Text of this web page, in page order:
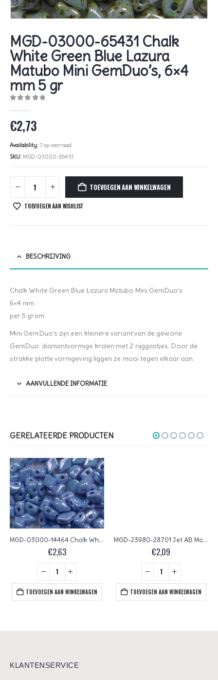
MGD-03000-65431 Chalk
White Green Blue Lazura
Matubo Mini GemDuo’s, 6×4
mm 5 gr
€2,73
Availability: 7 op voorraad
SKU: MGD-03000-65431
TOEVOEGEN AAN WINKELWAGEN
TOEVOEGEN AAN WISHLIST
BESCHRIJVING
Chalk White Green Blue Lazura Matubo Mini GemDuo’s
6×4 mm
per 5 gram
Mini GemDuo’s zijn een kleinere variant van de gewone
GemDuo: diamantvormige kralen met 2 rijggaatjes. Door de
strakke platte vormgeving liggen ze mooi tegen elkaar aan
AANVULLENDE INFORMATIE
GERELATEERDE PRODUCTEN
MGD-03000-14464 Chalk White Blue Luster Matubo Mini GemDuo’s, 6×4 mm 5 gr
€2,63
TOEVOEGEN AAN WINKELWAGEN
MGD-23980-28701 Jet AB Matubo Mini GemDuo’s, 6×4 mm 5 gr
€2,09
TOEVOEGEN AAN WINKELWAGEN
KLANTENSERVICE